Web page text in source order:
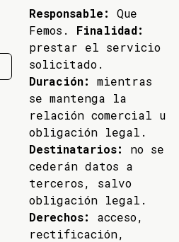
Responsable:
Que
Femos. Finalidad:
prestar el servicio
solicitado.
Duración:
mientras
se mantenga la
relación comercial u
obligación legal.
Destinatarios:
no se
cederán datos a
terceros, salvo
obligación legal.
Derechos:
acceso,
rectificación,